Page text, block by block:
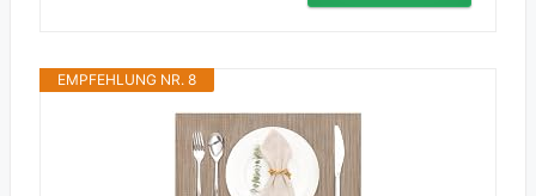
EMPFEHLUNG NR. 8